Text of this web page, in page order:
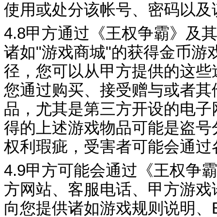
使用或处分该帐号、密码以及
4.8甲方通过《王权争霸》及
诸如"游戏商城"的获得金币游
径，您可以从甲方提供的这
您通过购买、接受赠与或者
品，尤其是第三方开设的电
得的上述游戏物品可能是盗号
权利瑕疵，受害者可能会通
4.9甲方可能会通过《王权争霸
方网站、客服电话、甲方游
向您提供诸如游戏规则说明、